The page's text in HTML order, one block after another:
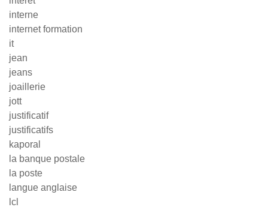
interne
internet formation
it
jean
jeans
joaillerie
jott
justificatif
justificatifs
kaporal
la banque postale
la poste
langue anglaise
lcl